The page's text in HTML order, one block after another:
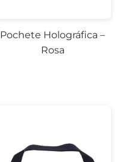
Pochete Holográfica –
Rosa